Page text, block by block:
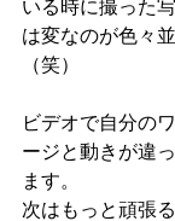
いる時に撮った
は変なのが色々
（笑）
ビデオで自分の
ージと動きが違
ます。
次はもっと頑張